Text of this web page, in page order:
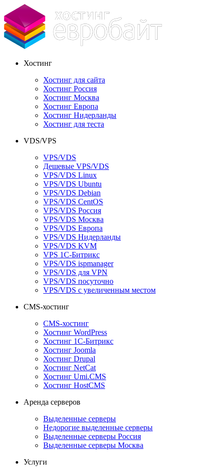
Хостинг
Хостинг для сайта
Хостинг Россия
Хостинг Москва
Хостинг Европа
Хостинг Нидерланды
Хостинг для теста
VDS/VPS
VPS/VDS
Дешевые VPS/VDS
VPS/VDS Linux
VPS/VDS Ubuntu
VPS/VDS Debian
VPS/VDS CentOS
VPS/VDS Россия
VPS/VDS Москва
VPS/VDS Европа
VPS/VDS Нидерланды
VPS/VDS KVM
VPS 1С-Битрикс
VPS/VDS ispmanager
VPS/VDS для VPN
VPS/VDS посуточно
VPS/VDS с увеличенным местом
CMS-хостинг
CMS-хостинг
Хостинг WordPress
Хостинг 1С-Битрикс
Хостинг Joomla
Хостинг Drupal
Хостинг NetCat
Хостинг Umi.CMS
Хостинг HostCMS
Аренда серверов
Выделенные серверы
Недорогие выделенные серверы
Выделенные серверы Россия
Выделенные серверы Москва
Услуги